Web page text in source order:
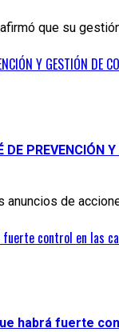
que su
Y GESTIÓN DE
PREVENCIÓN
de
control en las
habrá fuerte